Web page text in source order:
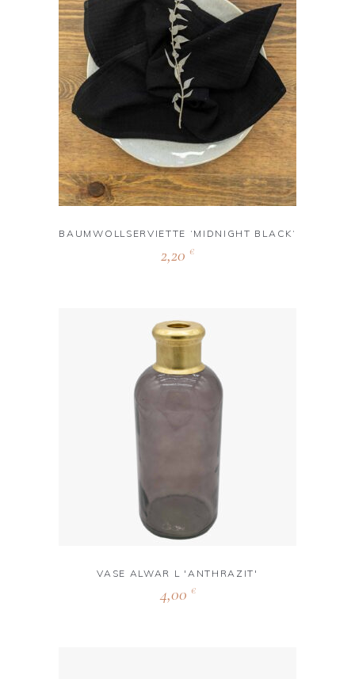
BAUMWOLLSERVIETTE ‘MIDNIGHT BLACK‘
2,20 €
VASE ALWAR L 'ANTHRAZIT'
4,00 €